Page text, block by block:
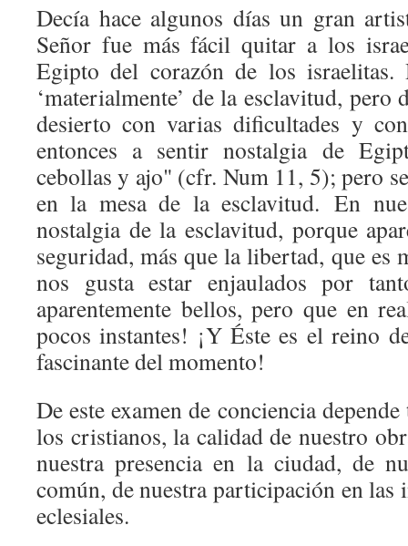
Decía hace algunos días un gran
Señor fue más fácil quitar a los
Egipto del corazón de los israelitas.
‘materialmente’ de la esclavitud, pero
desierto con varias dificultades y
entonces a sentir nostalgia de
cebollas y ajo" (cfr. Num 11, 5); pero
en la mesa de la esclavitud. En
nostalgia de la esclavitud, porque
seguridad, más que la libertad, que es
nos gusta estar enjaulados por
aparentemente bellos, pero que en
pocos instantes! ¡Y Éste es el reino
fascinante del momento!
De este examen de conciencia
los cristianos, la calidad de nuestro
nuestra presencia en la ciudad, de
común, de nuestra participación en
eclesiales.